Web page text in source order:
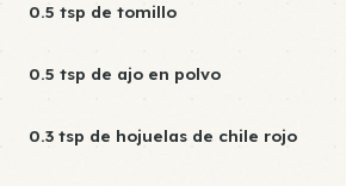
0.5 tsp de tomillo
0.5 tsp de ajo en polvo
0.3 tsp de hojuelas de chile rojo